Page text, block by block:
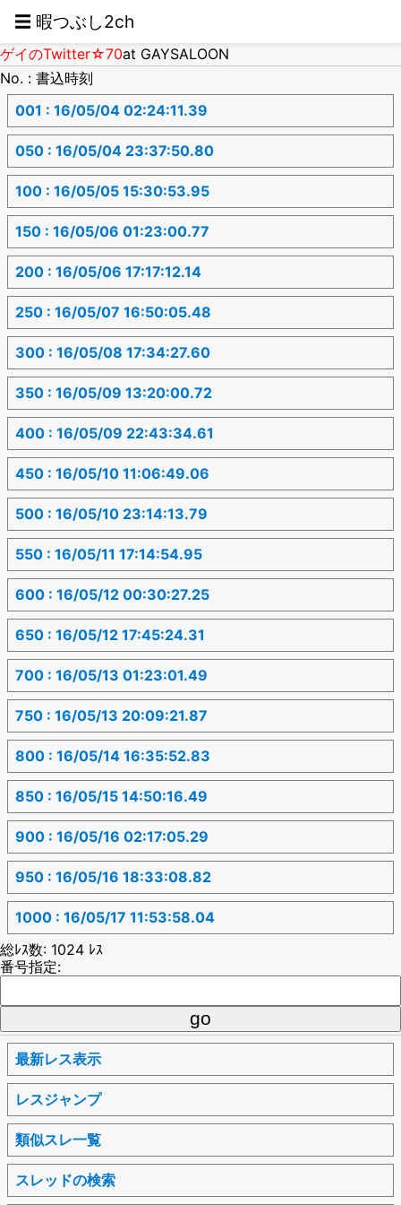
☰ 暇つぶし2ch
ゲイのTwitter☆70at GAYSALOON
No. : 書込時刻
001 : 16/05/04 02:24:11.39
050 : 16/05/04 23:37:50.80
100 : 16/05/05 15:30:53.95
150 : 16/05/06 01:23:00.77
200 : 16/05/06 17:17:12.14
250 : 16/05/07 16:50:05.48
300 : 16/05/08 17:34:27.60
350 : 16/05/09 13:20:00.72
400 : 16/05/09 22:43:34.61
450 : 16/05/10 11:06:49.06
500 : 16/05/10 23:14:13.79
550 : 16/05/11 17:14:54.95
600 : 16/05/12 00:30:27.25
650 : 16/05/12 17:45:24.31
700 : 16/05/13 01:23:01.49
750 : 16/05/13 20:09:21.87
800 : 16/05/14 16:35:52.83
850 : 16/05/15 14:50:16.49
900 : 16/05/16 02:17:05.29
950 : 16/05/16 18:33:08.82
1000 : 16/05/17 11:53:58.04
総ﾚｽ数: 1024 ﾚｽ
番号指定:
最新レス表示
レスジャンプ
類似スレ一覧
スレッドの検索